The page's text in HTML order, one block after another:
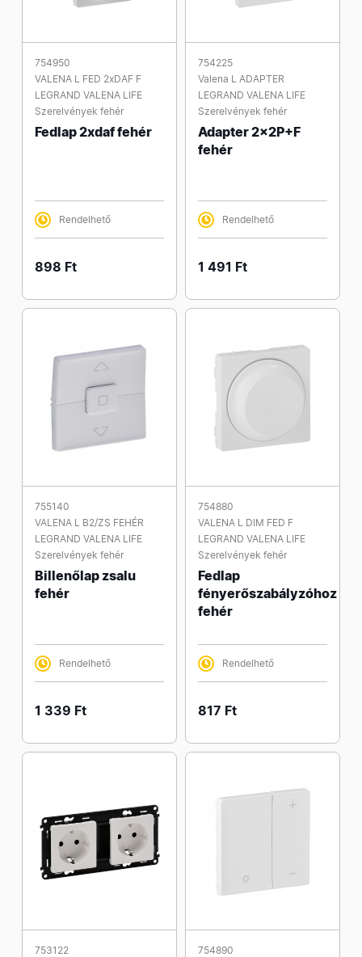
754950
VALENA L FED 2xDAF F
LEGRAND VALENA LIFE
Szerelvények fehér
Fedlap 2xdaf fehér
Rendelhető
898 Ft
754225
Valena L ADAPTER
LEGRAND VALENA LIFE
Szerelvények fehér
Adapter 2x2P+F
fehér
Rendelhető
1 491 Ft
755140
VALENA L B2/ZS FEHÉR
LEGRAND VALENA LIFE
Szerelvények fehér
Billenőlap zsalu
fehér
Rendelhető
1 339 Ft
754880
VALENA L DIM FED F
LEGRAND VALENA LIFE
Szerelvények fehér
Fedlap
fényerőszabályzóhoz
fehér
Rendelhető
817 Ft
753122
754890